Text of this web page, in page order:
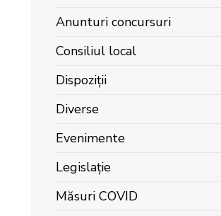
Anunturi concursuri
Consiliul local
Dispoziții
Diverse
Evenimente
Legislație
Măsuri COVID